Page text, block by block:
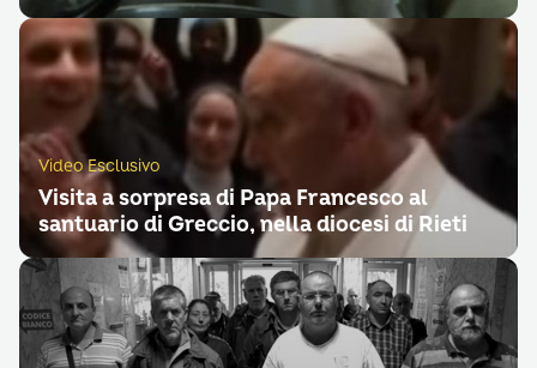
Video Esclusivo
Visita a sorpresa di Papa Francesco al
santuario di Greccio, nella diocesi di Rieti